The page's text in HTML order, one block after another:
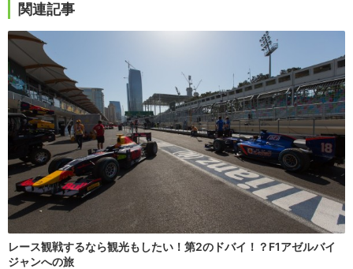
関連記事
レース観戦するなら観光もしたい！第2のドバイ！？F1アゼルバイ
ジャンへの旅